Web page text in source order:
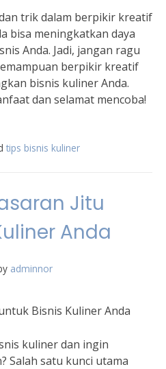
trik dalam berpikir kreatif
bisa meningkatkan daya
Anda. Jadi, jangan ragu
berpikir kreatif
bisnis kuliner Anda.
dan selamat mencoba!
tips bisnis kuliner
Jitu
Anda
adminnor
Bisnis Kuliner Anda
kuliner dan ingin
Salah satu kunci utama